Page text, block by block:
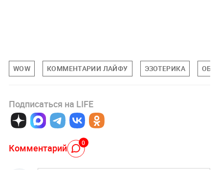
WOW КОММЕНТАРИИ ЛАЙФУ ЭЗОТЕРИКА
Подписаться на LIFE
Комментарий 0